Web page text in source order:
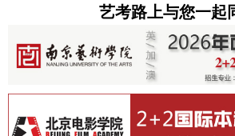
艺考路上与您一起